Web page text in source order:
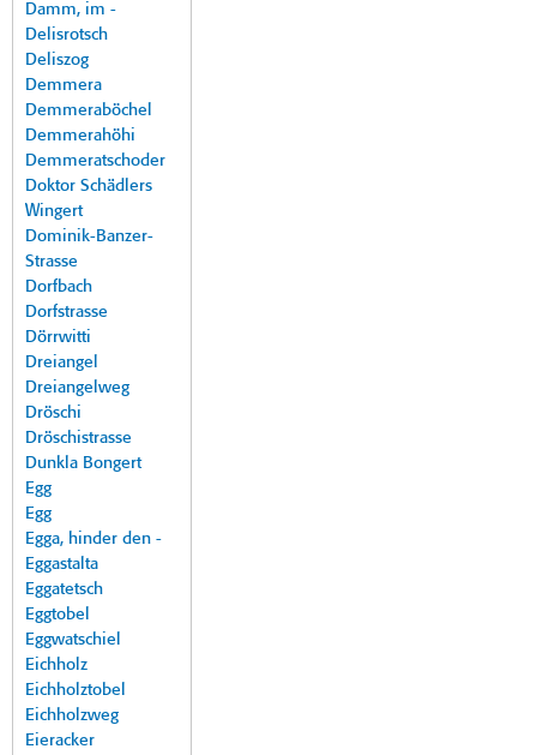
Damm, im -
Delisrotsch
Deliszog
Demmera
Demmeraböchel
Demmerahöhi
Demmeratschoder
Doktor Schädlers
Wingert
Dominik-Banzer-
Strasse
Dorfbach
Dorfstrasse
Dörrwitti
Dreiangel
Dreiangelweg
Dröschi
Dröschistrasse
Dunkla Bongert
Egg
Egg
Egga, hinder den -
Eggastalta
Eggatetsch
Eggtobel
Eggwatschiel
Eichholz
Eichholztobel
Eichholzweg
Eieracker